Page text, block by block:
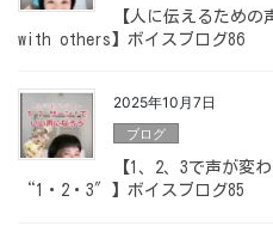
【人に伝えるため
with others】ボイスブログ86
2025年10月7日
ブログ
【1、2、3で声が
“1・2・3″】ボイスブログ85